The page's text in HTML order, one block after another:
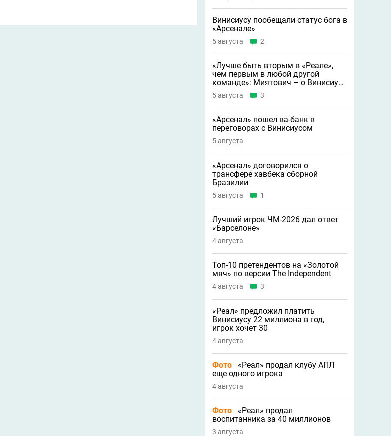
Винисиусу пообещали статус бога в
«Арсенале»
5 августа 2
«Лучше быть вторым в «Реале»,
чем первым в любой другой
команде»: Миятович – о Винисиусе
в «Арсенале»
5 августа 3
«Арсенал» пошел ва-банк в
переговорах с Винисиусом
5 августа
«Арсенал» договорился о
трансфере хавбека сборной
Бразилии
5 августа 1
Лучший игрок ЧМ-2026 дал ответ
«Барселоне»
4 августа
Топ-10 претендентов на «Золотой
мяч» по версии The Independent
4 августа 3
«Реал» предложил платить
Винисиусу 22 миллиона в год,
игрок хочет 30
4 августа
Фото
«Реал» продал клубу АПЛ
еще одного игрока
4 августа
Фото
«Реал» продал
воспитанника за 40 миллионов
3 августа